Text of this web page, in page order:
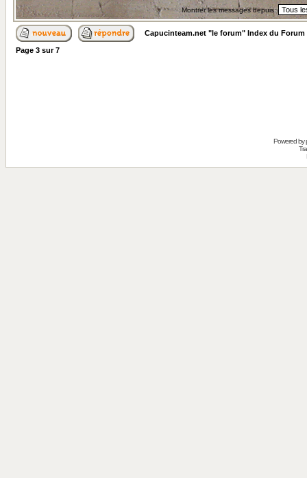
Montrer les messages depuis:
Capucinteam.net "le forum" Index du Forum
Page 3 sur7
Powered by